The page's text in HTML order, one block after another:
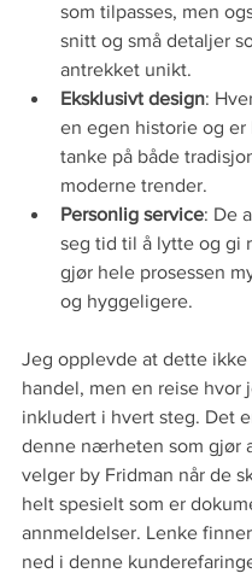
som tilpasses, men
snitt og små detaljer
antrekket unikt.
Eksklusivt design:
en egen historie og er
tanke på både
moderne trender.
Personlig service: De
seg tid til å lytte og gi
gjør hele prosessen
og hyggeligere.
Jeg opplevde at dette ikke
handel, men en reise hvor
inkludert i hvert steg. Det
denne nærheten som gjør
velger by Fridman når de
helt spesielt som er
annmeldelser. Lenke
ned i denne